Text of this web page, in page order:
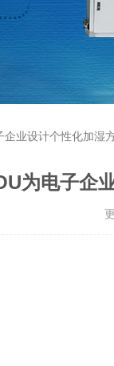
业设计个性化加湿
为电子企